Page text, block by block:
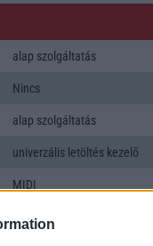
alap szolgáltatás
Nincs
alap szolgáltatás
univerzális letöltés kezelõ
MIDI
Zene lejátszó